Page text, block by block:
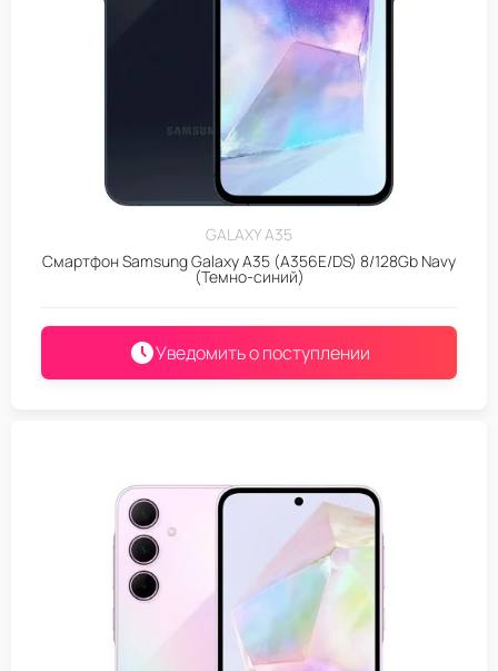
GALAXY A35
Смартфон Samsung Galaxy A35 (A356E/DS) 8/128Gb Navy
(Темно-синий)
Уведомить о поступлении